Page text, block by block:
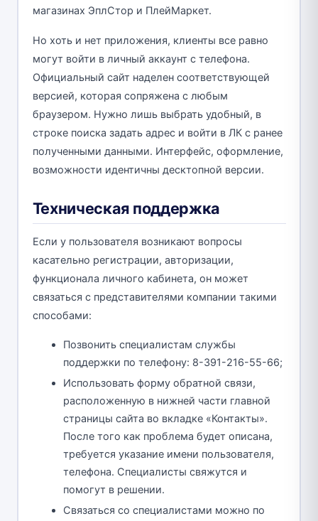
магазинах ЭплСтор и ПлейМаркет.
Но хоть и нет приложения, клиенты все равно
могут войти в личный аккаунт с телефона.
Официальный сайт наделен соответствующей
версией, которая сопряжена с любым
браузером. Нужно лишь выбрать удобный, в
строке поиска задать адрес и войти в ЛК с ранее
полученными данными. Интерфейс, оформление,
возможности идентичны десктопной версии.
Техническая поддержка
Если у пользователя возникают вопросы
касательно регистрации, авторизации,
функционала личного кабинета, он может
связаться с представителями компании такими
способами:
Позвонить специалистам службы
поддержки по телефону: 8-391-216-55-66;
Использовать форму обратной связи,
расположенную в нижней части главной
страницы сайта во вкладке «Контакты».
После того как проблема будет описана,
требуется указание имени пользователя,
телефона. Специалисты свяжутся и
помогут в решении.
Связаться со специалистами можно по